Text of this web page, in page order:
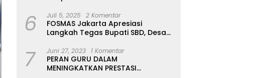
Tangan Tanpa di Bacakan Isinya
6 Juli 5, 2025 2 Komentar
FOSMAS Jakarta Apresiasi
Langkah Tegas Bupati SBD, Desak
7 Juni 27, 2023 1 Komentar
PERAN GURU DALAM
MENINGKATKAN PRESTASI